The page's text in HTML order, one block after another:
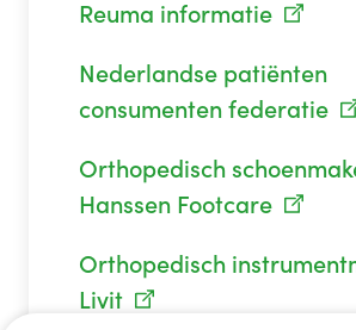
Reuma informatie
Nederlandse patiënten
consumenten federatie
Orthopedisch
Hanssen Footcare
Orthopedisch
Livit